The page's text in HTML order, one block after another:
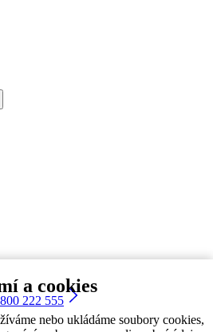
a cookies
nebo ukládáme soubory cookies,
222 555